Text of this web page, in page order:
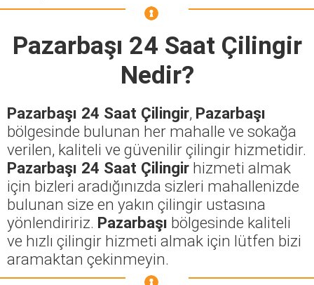
Pazarbaşı 24 Saat Çilingir
Nedir?
Pazarbaşı 24 Saat Çilingir, Pazarbaşı
bölgesinde bulunan her mahalle ve sokağa
verilen, kaliteli ve güvenilir çilingir hizmetidir.
Pazarbaşı 24 Saat Çilingir hizmeti almak
için bizleri aradığınızda sizleri mahallenizde
bulunan size en yakın çilingir ustasına
yönlendiririz. Pazarbaşı bölgesinde kaliteli
ve hızlı çilingir hizmeti almak için lütfen bizi
aramaktan çekinmeyin.